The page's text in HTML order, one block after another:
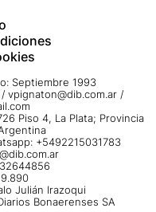
Septiembre 1993
/ vpignaton@dib.com.ar /
Piso 4, La Plata; Provincia
+5492215031783
Julián Irazoqui
Bonaerenses SA